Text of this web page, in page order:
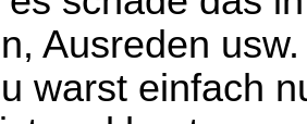
Ausreden
warst einfach